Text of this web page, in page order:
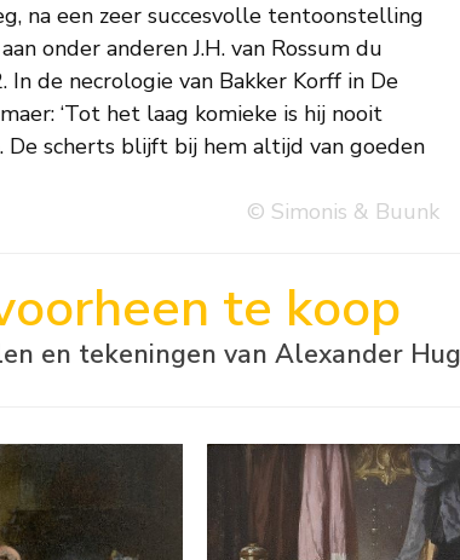
na een zeer succesvolle tentoonstelling
onder anderen J.H. van Rossum du
de necrologie van Bakker Korff in De
‘Tot het laag komieke is hij nooit
scherts blijft bij hem altijd van goeden
© Simonis & Buunk
te koop
en tekeningen van Alexander